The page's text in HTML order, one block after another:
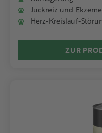
Juckreiz und Ekzeme
Herz-Kreislauf-
ZUR